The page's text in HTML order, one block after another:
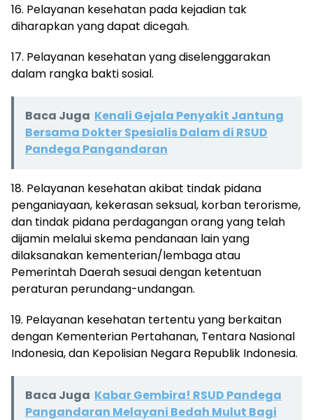
16. Pelayanan kesehatan pada kejadian tak
diharapkan yang dapat dicegah.
17. Pelayanan kesehatan yang diselenggarakan
dalam rangka bakti sosial.
Baca Juga Kenali Gejala Penyakit Jantung
Bersama Dokter Spesialis Dalam di RSUD
Pandega Pangandaran
18. Pelayanan kesehatan akibat tindak pidana
penganiayaan, kekerasan seksual, korban terorisme,
dan tindak pidana perdagangan orang yang telah
dijamin melalui skema pendanaan lain yang
dilaksanakan kementerian/lembaga atau
Pemerintah Daerah sesuai dengan ketentuan
peraturan perundang-undangan.
19. Pelayanan kesehatan tertentu yang berkaitan
dengan Kementerian Pertahanan, Tentara Nasional
Indonesia, dan Kepolisian Negara Republik Indonesia.
Baca Juga Kabar Gembira! RSUD Pandega
Pangandaran Melayani Bedah Mulut Bagi